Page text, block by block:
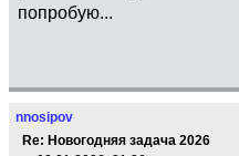
попробую...
nnosipov
Re: Новогодняя задача 2026